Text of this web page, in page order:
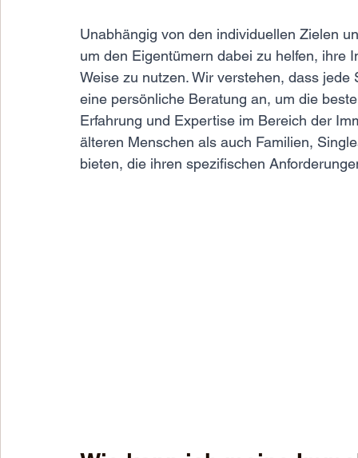
Unabhängig von den individuellen Zielen
um den Eigentümern dabei zu helfen,
Weise zu nutzen. Wir verstehen, dass
eine persönliche Beratung an, um die
Erfahrung und Expertise im Bereich der
älteren Menschen als auch Familien,
bieten, die ihren spezifischen